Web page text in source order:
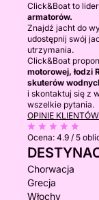
Click&Boat to lider
armatorów.
Znajdź jacht do
udostępnij swój
utrzymania.
Click&Boat
motorowej, łodzi
skuterów
i skontaktuj się z
wszelkie pytania.
OPINIE KLIENTÓW
Ocena: 4.9 / 5
Chorwacja
Grecja
Włochy